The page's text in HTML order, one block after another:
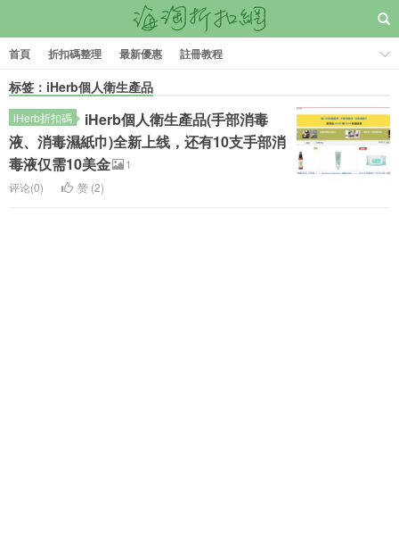
首頁 折扣碼整理 最新優惠 註冊教程
标签：iHerb個人衛生產品
iHerb折扣碼
iHerb個人衛生產品(手部消毒
液、消毒濕紙巾)全新上线，还有10支手部消
毒液仅需10美金
1
评论(0)
赞 (2)